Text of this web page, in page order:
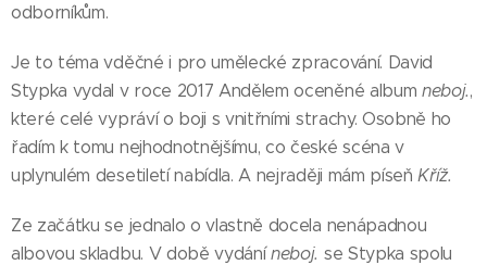
odborníkům.
Je to téma vděčné i pro umělecké zpracování. David
Stypka vydal v roce 2017 Andělem oceněné album neboj.,
které celé vypráví o boji s vnitřními strachy. Osobně ho
řadím k tomu nejhodnotnějšímu, co české scéna v
uplynulém desetiletí nabídla. A nejraději mám píseň Kříž.
Ze začátku se jednalo o vlastně docela nenápadnou
albovou skladbu. V době vydáníneboj. se Stypka spolu